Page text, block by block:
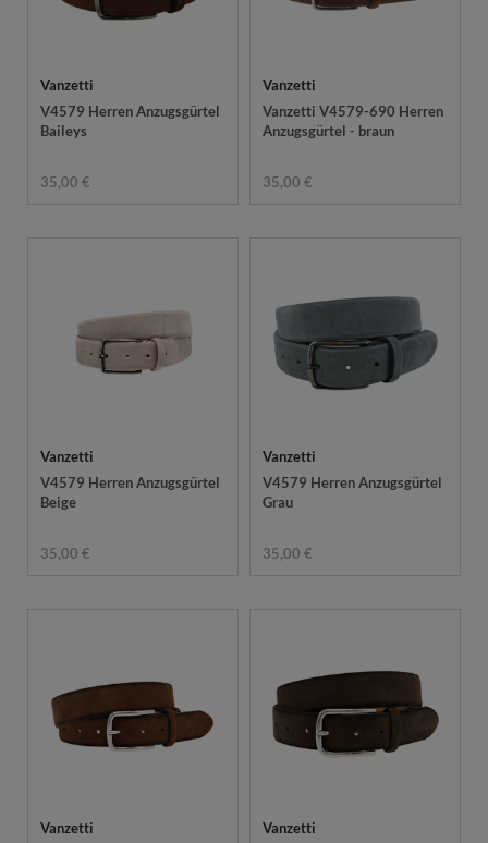
Vanzetti
V4579 Herren Anzugsgürtel
Baileys
35,00 €
Vanzetti
Vanzetti V4579-690 Herren
Anzugsgürtel - braun
35,00 €
Vanzetti
V4579 Herren Anzugsgürtel
Beige
35,00 €
Vanzetti
V4579 Herren Anzugsgürtel
Grau
35,00 €
Vanzetti
Vanzetti